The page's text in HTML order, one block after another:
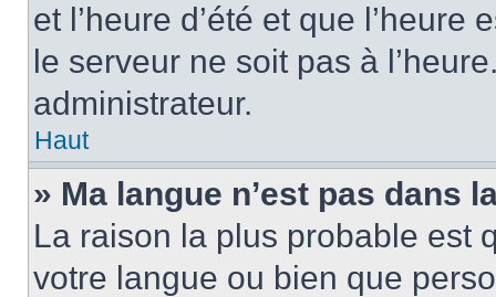
et l’heure d’été et que
le serveur ne soit pas à
administrateur.
Haut
» Ma langue n’est pas dans
La raison la plus probable est
votre langue ou bien que